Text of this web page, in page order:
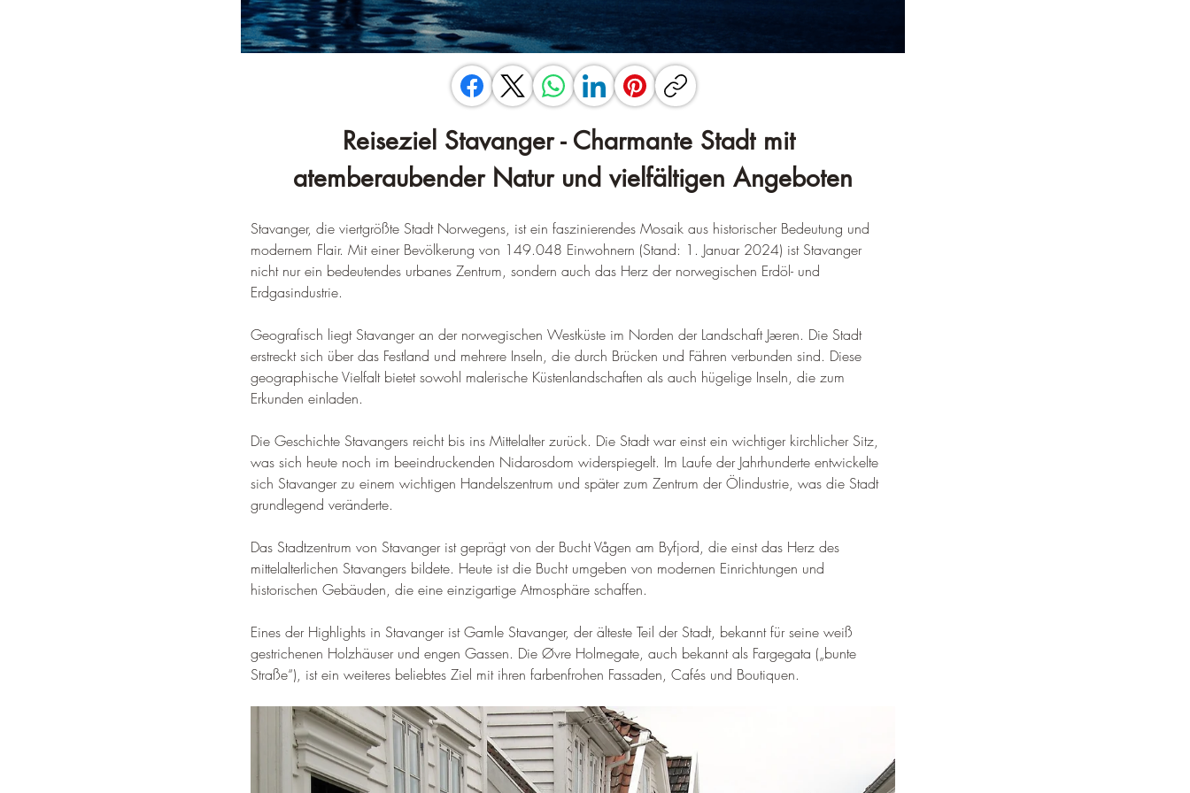
Reiseziel Stavanger - Charmante Stadt mit
atemberaubender Natur und vielfältigen Angeboten
Stavanger, die viertgrößte Stadt Norwegens, ist ein faszinierendes Mosaik aus historischer Bedeutung und
modernem Flair. Mit einer Bevölkerung von 149.048 Einwohnern (Stand: 1. Januar 2024) ist Stavanger
nicht nur ein bedeutendes urbanes Zentrum, sondern auch das Herz der norwegischen Erdöl- und
Erdgasindustrie.
Geografisch liegt Stavanger an der norwegischen Westküste im Norden der Landschaft Jæren. Die Stadt
erstreckt sich über das Festland und mehrere Inseln, die durch Brücken und Fähren verbunden sind. Diese
geographische Vielfalt bietet sowohl malerische Küstenlandschaften als auch hügelige Inseln, die zum
Erkunden einladen.
Die Geschichte Stavangers reicht bis ins Mittelalter zurück. Die Stadt war einst ein wichtiger kirchlicher Sitz,
was sich heute noch im beeindruckenden Nidarosdom widerspiegelt. Im Laufe der Jahrhunderte entwickelte
sich Stavanger zu einem wichtigen Handelszentrum und später zum Zentrum der Ölindustrie, was die Stadt
grundlegend veränderte.
Das Stadtzentrum von Stavanger ist geprägt von der Bucht Vågen am Byfjord, die einst das Herz des
mittelalterlichen Stavangers bildete. Heute ist die Bucht umgeben von modernen Einrichtungen und
historischen Gebäuden, die eine einzigartige Atmosphäre schaffen.
Eines der Highlights in Stavanger ist Gamle Stavanger, der älteste Teil der Stadt, bekannt für seine weiß
gestrichenen Holzhäuser und engen Gassen. Die Øvre Holmegate, auch bekannt als Fargegata („bunte
Straße“), ist ein weiteres beliebtes Ziel mit ihren farbenfrohen Fassaden, Cafés und Boutiquen.